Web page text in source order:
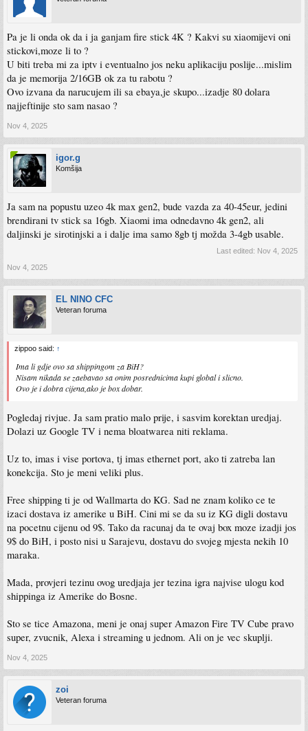
Pa je li onda ok da i ja ganjam fire stick 4K ? Kakvi su xiaomijevi oni
stickovi,moze li to ?
U biti treba mi za iptv i eventualno jos neku aplikaciju poslije...mislim
da je memorija 2/16GB ok za tu rabotu ?
Ovo izvana da narucujem ili sa ebaya,je skupo...izadje 80 dolara
najjeftinije sto sam nasao ?
Nov 4, 2025
igor.g
Komšija
Ja sam na popustu uzeo 4k max gen2, bude vazda za 40-45eur, jedini
brendirani tv stick sa 16gb. Xiaomi ima odnedavno 4k gen2, ali
daljinski je sirotinjski a i dalje ima samo 8gb tj možda 3-4gb usable.
Last edited: Nov 4, 2025
Nov 4, 2025
EL NINO CFC
Veteran foruma
zippoo said: ↑
Ima li gdje ovo sa shippingom za BiH?
Nisam nikada se zaebavao sa onim posrednicima kupi global i slicno.
Ovo je i dobra cijena,ako je box dobar.
Pogledaj rivjue. Ja sam pratio malo prije, i sasvim korektan uredjaj.
Dolazi uz Google TV i nema bloatwarea niti reklama.
Uz to, imas i vise portova, tj imas ethernet port, ako ti zatreba lan
konekcija. Sto je meni veliki plus.
Free shipping ti je od Wallmarta do KG. Sad ne znam koliko ce te
izaci dostava iz amerike u BiH. Cini mi se da su iz KG digli dostavu
na pocetnu cijenu od 9$. Tako da racunaj da te ovaj box moze izadji jos
9$ do BiH, i posto nisi u Sarajevu, dostavu do svojeg mjesta nekih 10
maraka.
Mada, provjeri tezinu ovog uredjaja jer tezina igra najvise ulogu kod
shippinga iz Amerike do Bosne.
Sto se tice Amazona, meni je onaj super Amazon Fire TV Cube pravo
super, zvucnik, Alexa i streaming u jednom. Ali on je vec skuplji.
Nov 4, 2025
zoi
Veteran foruma